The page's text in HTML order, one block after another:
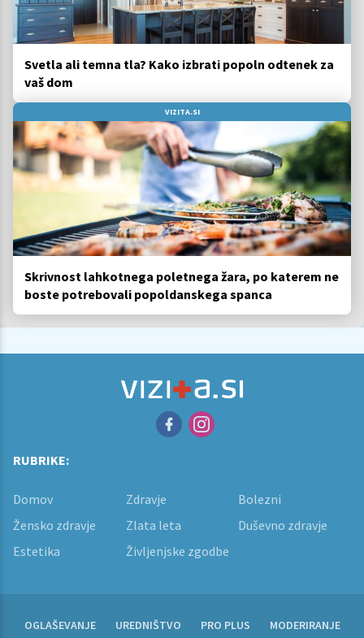
Svetla ali temna tla? Kako izbrati popoln odtenek za
vaš dom
VIZITA.SI
Skrivnost lahkotnega poletnega žara, po katerem ne
boste potrebovali popoldanskega spanca
RUBRIKE:
Domov Zdravje
Bolezni
Žensko zdravje
Zlata leta
Duševno zdravje
Estetika
Življenjske zgodbe
OGLAŠEVANJE UREDNIŠTVO PRO PLUS MODERIRANJE